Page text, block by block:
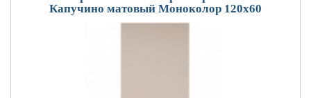
Капучино матовый Моноколор 120x60